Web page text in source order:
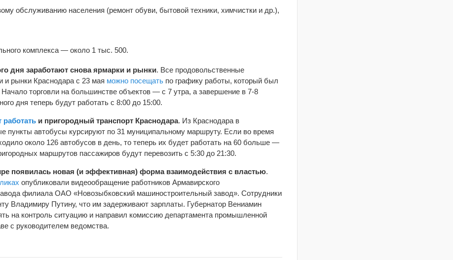
обслуживанию населения (ремонт обуви, бытовой техники, химчистки и др.),
комплекса — около 1 тыс. 500.
дня заработают снова ярмарки и рынки. Все продовольственные
и рынки Краснодара с 23 мая можно посещать по графику работы, который был
Начало торговли на большинстве объектов — с 7 утра, а завершение в 7-8
дня теперь будут работать с 8:00 до 15:00.
работать и пригородный транспорт Краснодара. Из Краснодара в
пункты автобусы курсируют по 31 муниципальному маршруту. Если во время
около 126 автобусов в день, то теперь их будет работать на 60 больше —
маршрутов пассажиров будут перевозить с 5:30 до 21:30.
появилась новая (и эффективная) форма взаимодействия с властью.
опубликовали видеообращение работников Армавирского
филиала ОАО «Новозыбковский машиностроительный завод». Сотрудники
Владимиру Путину, что им задерживают зарплаты. Губернатор Вениамин
на контроль ситуацию и направил комиссию департамента промышленной
с руководителем ведомства.